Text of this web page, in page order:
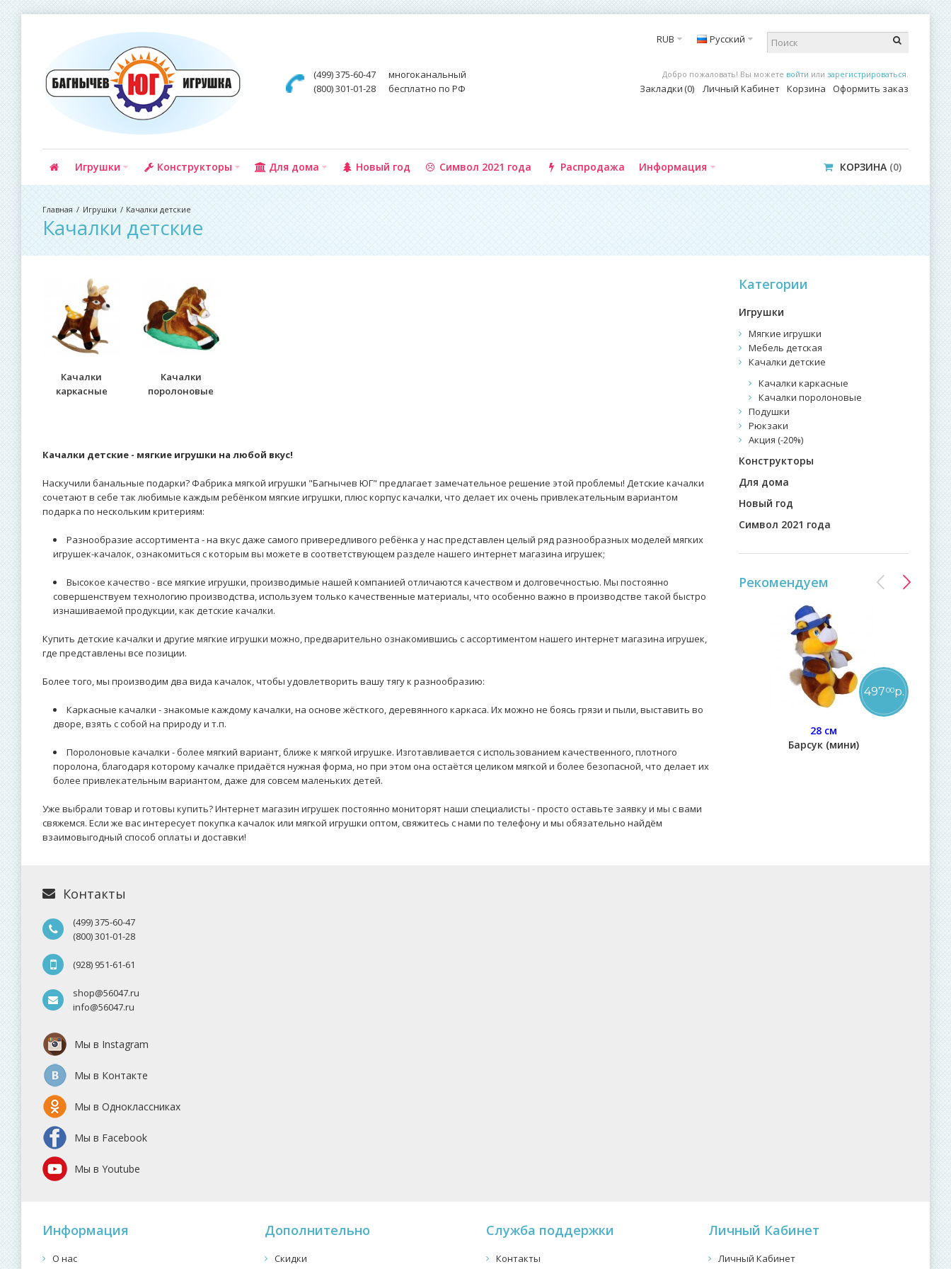
(499) 375-60-47
многоканальный
(800) 301-01-28
бесплатно по РФ
RUB Русский
Добро пожаловать! Вы можете войти или зарегистрироваться.
Закладки 0 Личный Кабинет Корзина Оформить заказ
Игрушки Конструкторы Для дома Новый год Символ 2021 года Распродажа Информация КОРЗИНА 0
Игрушки Качалки детские
Качалки детские
Качалки
каркасные
Качалки
поролоновые
Качалки детские - мягкие игрушки на любой вкус!
Наскучили банальные подарки? Фабрика мягкой игрушки "Багнычев ЮГ" предлагает замечательное решение этой проблемы! Детские качалки
сочетают в себе так любимые каждым ребёнком мягкие игрушки, плюс корпус качалки, что делает их очень привлекательным вариантом
подарка по нескольким критериям:
Разнообразие ассортимента - на вкус даже самого привередливого ребёнка у нас представлен целый ряд разнообразных моделей мягких
игрушек-качалок, ознакомиться с которым вы можете в соответствующем разделе нашего интернет магазина игрушек;
Высокое качество - все мягкие игрушки, производимые нашей компанией отличаются качеством и долговечностью. Мы постоянно
совершенствуем технологию производства, используем только качественные материалы, что особенно важно в производстве такой быстро
изнашиваемой продукции, как детские качалки.
Купить детские качалки и другие мягкие игрушки можно, предварительно ознакомившись с ассортиментом нашего интернет магазина игрушек,
где представлены все позиции.
Более того, мы производим два вида качалок, чтобы удовлетворить вашу тягу к разнообразию:
Каркасные качалки - знакомые каждому качалки, на основе жёсткого, деревянного каркаса. Их можно не боясь грязи и пыли, выставить во
дворе, взять с собой на природу и т.п.
Поролоновые качалки - более мягкий вариант, ближе к мягкой игрушке. Изготавливается с использованием качественного, плотного
поролона, благодаря которому качалке придаётся нужная форма, но при этом она остаётся целиком мягкой и более безопасной, что делает их
более привлекательным вариантом, даже для совсем маленьких детей.
Уже выбрали товар и готовы купить? Интернет магазин игрушек постоянно мониторят наши специалисты - просто оставьте заявку и мы с вами
свяжемся. Если же вас интересует покупка качалок или мягкой игрушки оптом, свяжитесь с нами по телефону и мы обязательно найдём
взаимовыгодный способ оплаты и доставки!
Категории
Игрушки
Мягкие игрушки
Мебель детская
Качалки детские
Качалки каркасные
Качалки поролоновые
Подушки
Рюкзаки
Акция (-20%)
Конструкторы
Для дома
Новый год
Символ 2021 года
Рекомендуем
28 см
Барсук (мини)
49700р.
Контакты
(499) 375-60-47
(800) 301-01-28
(928) 951-61-61
shop@56047.ru
info@56047.ru
Мы в Instagram
Мы в Контакте
Мы в Одноклассниках
Мы в Facebook
Мы в Youtube
Информация
О нас
Дополнительно
Скидки
Служба поддержки
Контакты
Личный Кабинет
Личный Кабинет